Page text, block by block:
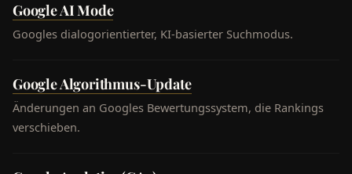
Google AI Mode
Googles dialogorientierter, KI-basierter Suchmodus.
Google Algorithmus-Update
Änderungen an Googles Bewertungssystem, die Rankings
verschieben.